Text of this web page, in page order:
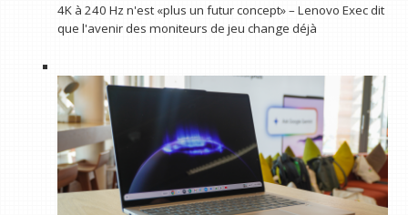
4K à 240 Hz n'est «plus un futur concept» – Lenovo Exec dit
que l'avenir des moniteurs de jeu change déjà